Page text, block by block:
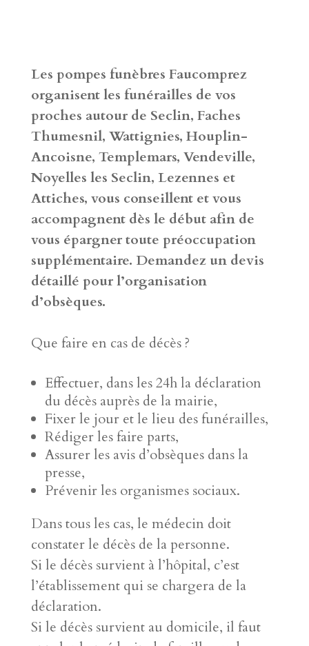
Les pompes funèbres Faucomprez
organisent les funérailles de vos
proches autour de Seclin, Faches
Thumesnil, Wattignies, Houplin-
Ancoisne, Templemars, Vendeville,
Noyelles les Seclin, Lezennes et
Attiches, vous conseillent et vous
accompagnent dès le début afin de
vous épargner toute préoccupation
supplémentaire. Demandez un devis
détaillé pour l’organisation
d’obsèques.
Que faire en cas de décès ?
Effectuer, dans les 24h la déclaration
du décès auprès de la mairie,
Fixer le jour et le lieu des funérailles,
Rédiger les faire parts,
Assurer les avis d’obsèques dans la
presse,
Prévenir les organismes sociaux.
Dans tous les cas, le médecin doit
constater le décès de la personne.
Si le décès survient à l’hôpital, c’est
l’établissement qui se chargera de la
déclaration.
Si le décès survient au domicile, il faut